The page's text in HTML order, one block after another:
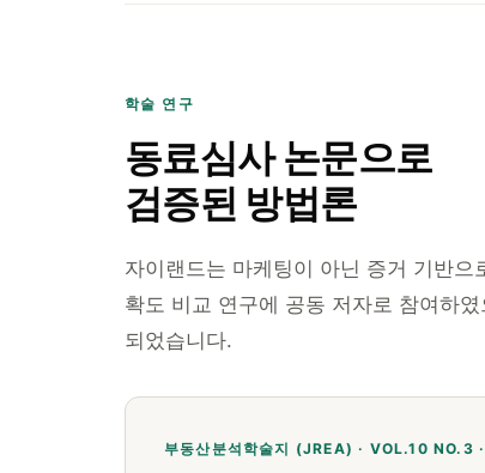
학술 연구
동료심사 논문으로
검증된 방법론
자이랜드는 마케팅이 아닌 증거 기반
확도 비교 연구에 공동 저자로 참여하
되었습니다.
부동산분석학술지 (JREA) · VOL.10 NO.3